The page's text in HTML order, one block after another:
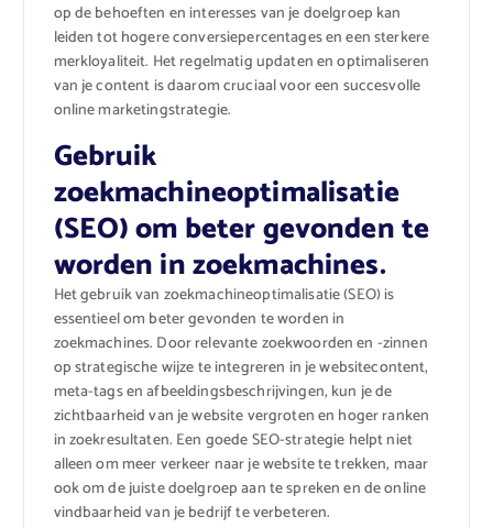
op de behoeften en interesses van je doelgroep kan
leiden tot hogere conversiepercentages en een sterkere
merkloyaliteit. Het regelmatig updaten en optimaliseren
van je content is daarom cruciaal voor een succesvolle
online marketingstrategie.
Gebruik
zoekmachineoptimalisatie
(SEO) om beter gevonden te
worden in zoekmachines.
Het gebruik van zoekmachineoptimalisatie (SEO) is
essentieel om beter gevonden te worden in
zoekmachines. Door relevante zoekwoorden en -zinnen
op strategische wijze te integreren in je websitecontent,
meta-tags en afbeeldingsbeschrijvingen, kun je de
zichtbaarheid van je website vergroten en hoger ranken
in zoekresultaten. Een goede SEO-strategie helpt niet
alleen om meer verkeer naar je website te trekken, maar
ook om de juiste doelgroep aan te spreken en de online
vindbaarheid van je bedrijf te verbeteren.